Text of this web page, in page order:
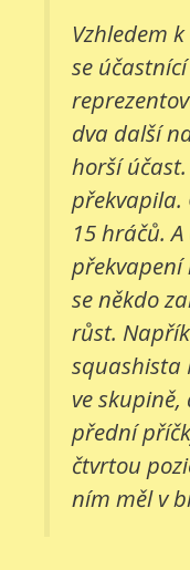
Vzhledem
se
dva další
horší
překvapila.
15 hráčů.
překvapení
se někdo
růst.
squashista
ve
přední
čtvrtou
ním měl v